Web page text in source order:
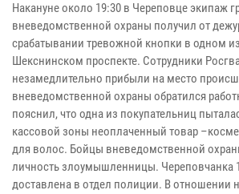
Накануне около 19:30 в Череповце экипаж
вневедомственной охраны получил от
срабатывании тревожной кнопки в одном
Шекснинском проспекте. Сотрудники
незамедлительно прибыли на место
вневедомственной охраны обратился
пояснил, что одна из покупательниц
кассовой зоны неоплаченный товар
для волос. Бойцы вневедомственной
личность злоумышленницы. Череповчанка
доставлена в отдел полиции. В отношении